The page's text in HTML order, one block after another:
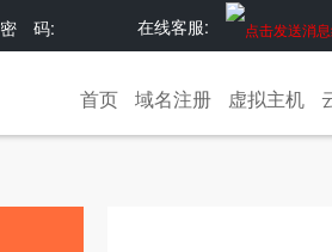
在线客服:
密 码:
首页 域名注册 虚拟主机